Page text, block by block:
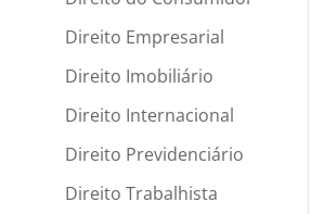
Direito Empresarial
Direito Imobiliário
Direito Internacional
Direito Previdenciário
Direito Trabalhista